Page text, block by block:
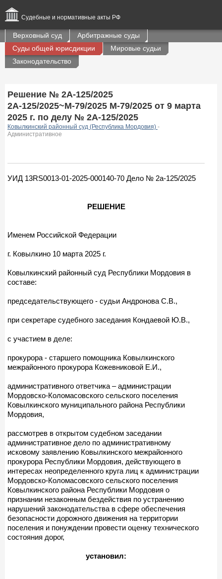
Судебные и нормативные акты РФ
Верховный суд
Арбитражные суды
Суды общей юрисдикции
Мировые судьи
Законодательство
Решение № 2А-125/2025
2А-125/2025~М-79/2025 М-79/2025 от 9 марта
2025 г. по делу № 2А-125/2025
Ковылкинский районный суд (Республика Мордовия) -
Административное
УИД 13RS0013-01-2025-000140-70 Дело № 2а-125/2025
РЕШЕНИЕ
Именем Российской Федерации
г. Ковылкино 10 марта 2025 г.
Ковылкинский районный суд Республики Мордовия в
составе:
председательствующего - судьи Андронова С.В.,
при секретаре судебного заседания Кондаевой Ю.В.,
с участием в деле:
прокурора - старшего помощника Ковылкинского
межрайонного прокурора Кожевниковой Е.И.,
административного ответчика – администрации
Мордовско-Коломасовского сельского поселения
Ковылкинского муниципального района Республики
Мордовия,
рассмотрев в открытом судебном заседании
административное дело по административному
исковому заявлению Ковылкинского межрайонного
прокурора Республики Мордовия, действующего в
интересах неопределенного круга лиц к администрации
Мордовско-Коломасовского сельского поселения
Ковылкинского района Республики Мордовия о
признании незаконным бездействия по устранению
нарушений законодательства в сфере обеспечения
безопасности дорожного движения на территории
поселения и понуждении провести оценку технического
состояния дорог,
установил: